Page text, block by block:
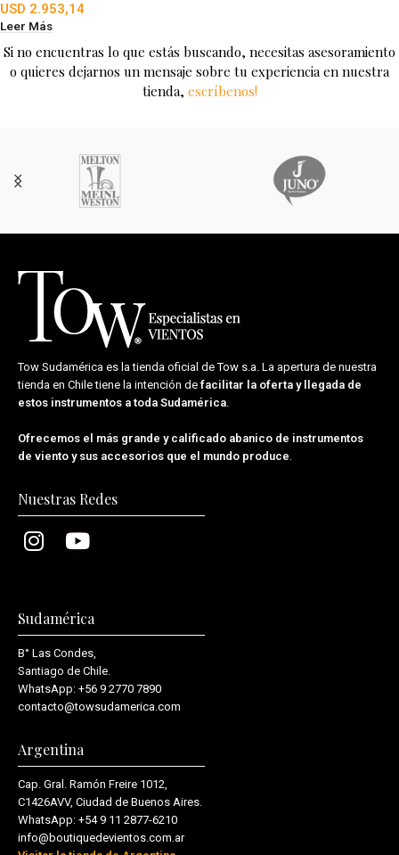
USD 2.953,14
Leer Más
Si no encuentras lo que estás buscando, necesitas asesoramiento
o quieres dejarnos un mensaje sobre tu experiencia en nuestra
tienda, escríbenos!
Tow Sudamérica es la tienda oficial deTow s.a. La apertura de nuestra
tienda en Chile tiene la intención de facilitar la oferta y llegada de
estos instrumentos a toda Sudamérica
Ofrecemos el más grande y calificado abanico de instrumentos
de viento y sus accesorios que el mundo produce
Nuestras Redes
Sudamérica
B° Las Condes,
Santiago de Chile.
WhatsApp: +56 9 2770 7890
contacto@towsudamerica.com
Argentina
Cap. Gral. Ramón Freire 1012,
C1426AVV, Ciudad de Buenos Aires.
WhatsApp: +54 9 11 2877-6210
info@boutiquedevientos.com.ar